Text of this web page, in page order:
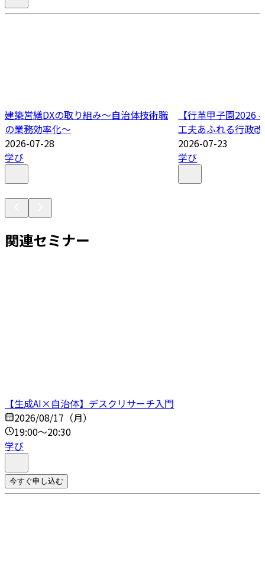
建築営繕DXの取り組み～自治体技術職
の業務効率化～
2026-07-28
学び
【行革甲子園2026
工夫あふれる行政
2026-07-23
学び
関連セミナー
【生成AI×自治体】デスクリサーチ入門
2026/08/17（月）
19:00～20:30
学び
今すぐ申し込む